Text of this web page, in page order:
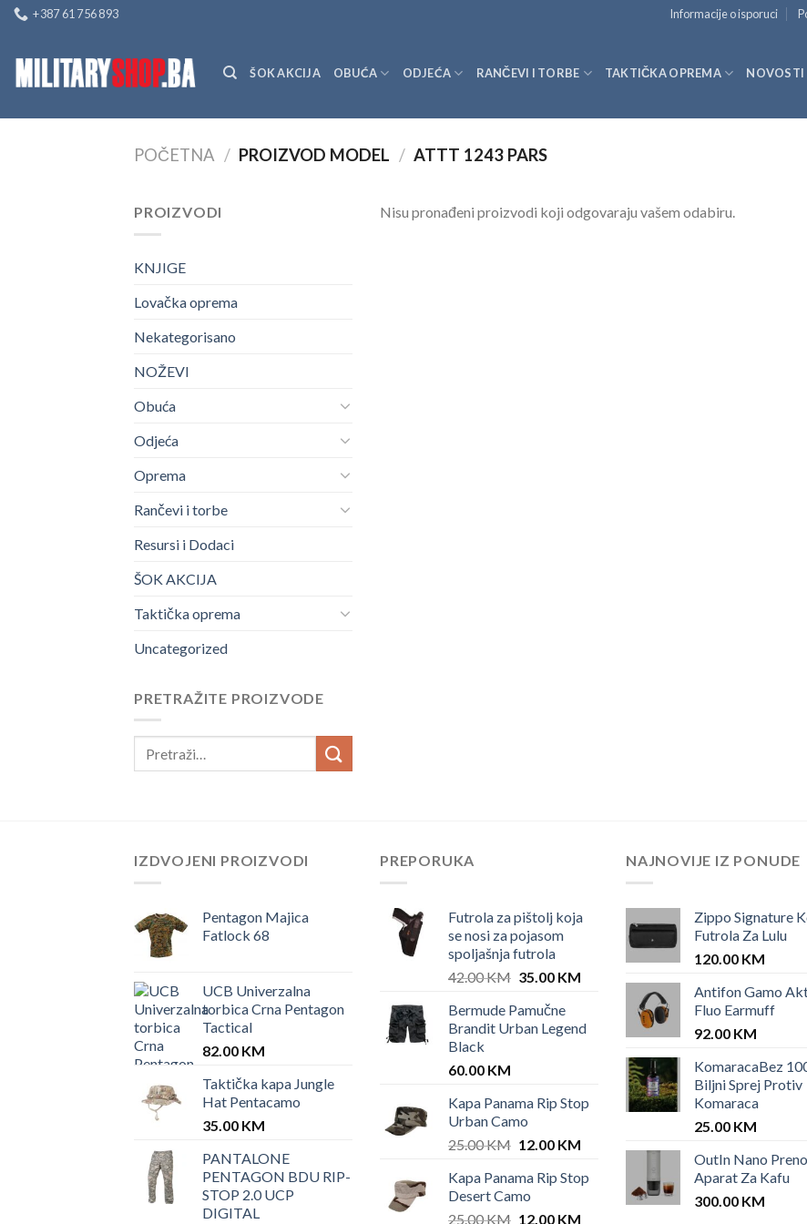
Skip
content
+387 61 756 893 Informacije o isporuci
ŠOK AKCIJA OBUĆA ODJEĆA RANČEVI I TORBE TAKTIČKA OPREMA NOVOSTI
POČETNA / PROIZVOD MODEL / ATTT 1243 PARS
PROIZVODI
KNJIGE
Lovačka oprema
Nekategorisano
NOŽEVI
Obuća
Odjeća
Oprema
Rančevi i torbe
Resursi i Dodaci
ŠOK AKCIJA
Taktička oprema
Uncategorized
PRETRAŽITE PROIZVODE
Nisu pronađeni proizvodi koji odgovaraju vašem odabiru.
IZDVOJENI PROIZVODI
Pentagon Majica
Fatlock 68
UCB Univerzalna
torbica Crna Pentagon
Tactical
82.00 KM
Taktička kapa Jungle
Hat Pentacamo
35.00 KM
PANTALONE
PENTAGON BDU RIP-
STOP 2.0 UCP
DIGITAL
PREPORUKA
Futrola za pištolj koja
se nosi za pojasom
spoljašnja futrola
42.00KM Original
was:
42.00 KM.
35.00 KMCurrent
35.00 KM.
Bermude Pamučne
Brandit Urban Legend
Black
60.00 KM
Kapa Panama Rip Stop
Urban Camo
25.00KM Original
was:
25.00 KM.
12.00 KMCurrent
is:
12.00 KM.
Kapa Panama Rip Stop
Desert Camo
25.00KM Original
12.00 KMCurrent
NAJNOVIJE IZ PONUDE
Zippo Signature
Futrola Za Lulu
120.00 KM
Antifon Gamo
Fluo Earmuff
92.00 KM
KomaracaBez
Biljni Sprej Protiv
Komaraca
25.00 KM
OutIn Nano
Aparat Za Kafu
300.00 KM